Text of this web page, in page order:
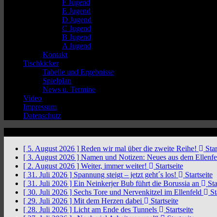
F Jugend
E Jugend
D Jugend
C Jugend
B Jugend
A Jugend
Kontakt
Tischkicker
Tabelle und Ergebnisse
Spielplan
News u. Termine
Video
Impressum
Datenschutz
[ 5. August 2026 ] Reden wir mal über die zweite Reihe!
[ 3. August 2026 ] Namen und Notizen: Neues aus dem
[ 2. August 2026 ] Weiter, immer weiter!
Startseite
[ 31. Juli 2026 ] Spannung steigt – jetzt geht´s los!
Startseite
[ 31. Juli 2026 ] Ein Neinkerjer Bub führt die Borussia an
[ 30. Juli 2026 ] Sechs Tore und Nervenkitzel im Ellenfeld
[ 29. Juli 2026 ] Mit dem Herzen dabei
Startseite
[ 28. Juli 2026 ] Licht am Ende des Tunnels
Startseite